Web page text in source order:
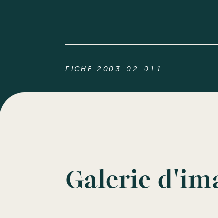
FICHE 2003-02-011
Galerie